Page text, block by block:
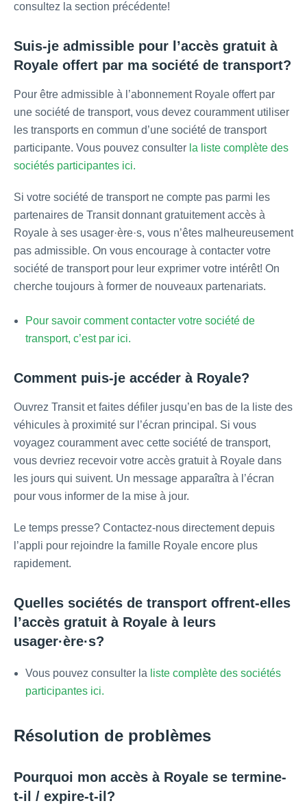
consultez la section précédente!
Suis-je admissible pour l’accès gratuit à
Royale offert par ma société de transport?
Pour être admissible à l’abonnement Royale offert par
une société de transport, vous devez couramment utiliser
les transports en commun d’une société de transport
participante. Vous pouvez consulter la liste complète des
sociétés participantes ici.
Si votre société de transport ne compte pas parmi les
partenaires de Transit donnant gratuitement accès à
Royale à ses usager·ère·s, vous n’êtes malheureusement
pas admissible. On vous encourage à contacter votre
société de transport pour leur exprimer votre intérêt! On
cherche toujours à former de nouveaux partenariats.
Pour savoir comment contacter votre société de
transport, c’est par ici.
Comment puis-je accéder à Royale?
Ouvrez Transit et faites défiler jusqu’en bas de la liste des
véhicules à proximité sur l’écran principal. Si vous
voyagez couramment avec cette société de transport,
vous devriez recevoir votre accès gratuit à Royale dans
les jours qui suivent. Un message apparaîtra à l’écran
pour vous informer de la mise à jour.
Le temps presse? Contactez-nous directement depuis
l’appli pour rejoindre la famille Royale encore plus
rapidement.
Quelles sociétés de transport offrent-elles
l’accès gratuit à Royale à leurs
usager·ère·s?
Vous pouvez consulter la liste complète des sociétés
participantes ici.
Résolution de problèmes
Pourquoi mon accès à Royale se termine-
t-il / expire-t-il?